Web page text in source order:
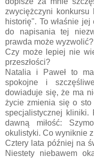
zwyciężczyni
historię". To właśnie
do napisania tej
prawda może wyzwolić?
Czy może lepiej nie
przeszłości?
Natalia i Paweł to
spokojne i
dowiaduje się, że ma
życie zmienia się o sto
specjalistycznej kliniki.
dawną miłość:
okulistyki. Co wyniknie
Cztery lata później na
Niestety niebawem